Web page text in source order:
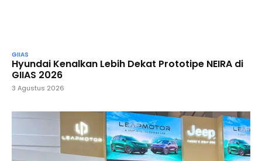
GIIAS
Hyundai Kenalkan Lebih Dekat Prototipe NEIRA di
GIIAS 2026
3 Agustus 2026